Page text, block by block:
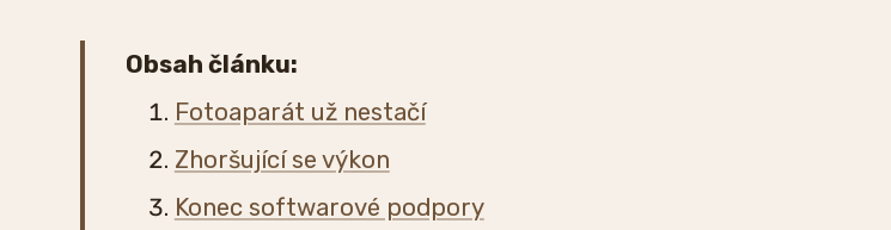
Obsah článku:
Fotoaparát už nestačí
Zhoršující se výkon
Konec softwarové podpory